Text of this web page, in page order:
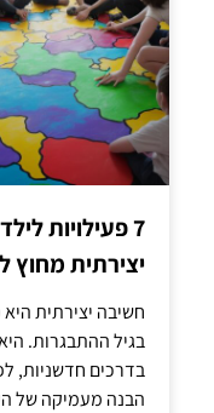
7 פעילויות
יצירתית מחוץ
חשיבה יצירתית
בגיל ההתבגרות.
בדרכים חדשניות,
הבנה מעמיקה של